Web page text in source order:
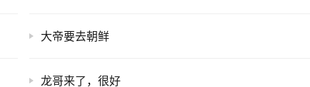
大帝要去朝鲜
龙哥来了，很好